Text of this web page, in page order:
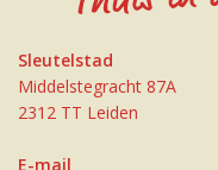
Sleutelstad
Middelstegracht 87A
2312 TT Leiden
E-mail